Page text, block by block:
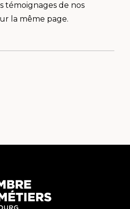
témoignages de nos
la même page.